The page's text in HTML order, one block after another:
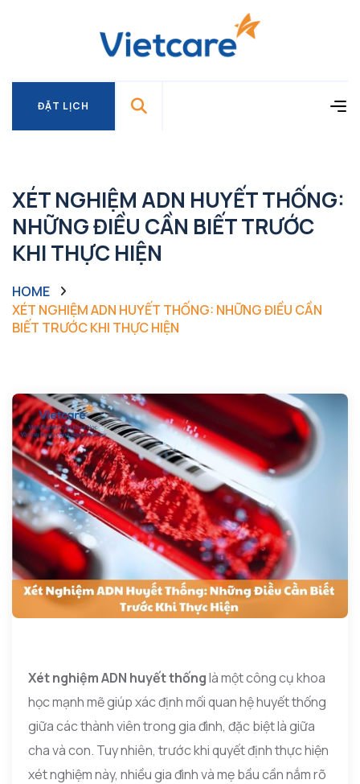
ĐẶT LỊCH
XÉT NGHIỆM ADN HUYẾT THỐNG:
NHỮNG ĐIỀU CẦN BIẾT TRƯỚC
KHI THỰC HIỆN
HOME
XÉT NGHIỆM ADN HUYẾT THỐNG: NHỮNG ĐIỀU CẦN
BIẾT TRƯỚC KHI THỰC HIỆN
Xét nghiệm ADN huyết thốnglà một công cụ khoa
học mạnh mẽ giúp xác định mối quan hệ huyết thống
giữa các thành viên trong gia đình, đặc biệt là giữa
cha và con. Tuy nhiên, trước khi quyết định thực hiện
xét nghiệm này, nhiều gia đình và mẹ bầu cần nắm rõ